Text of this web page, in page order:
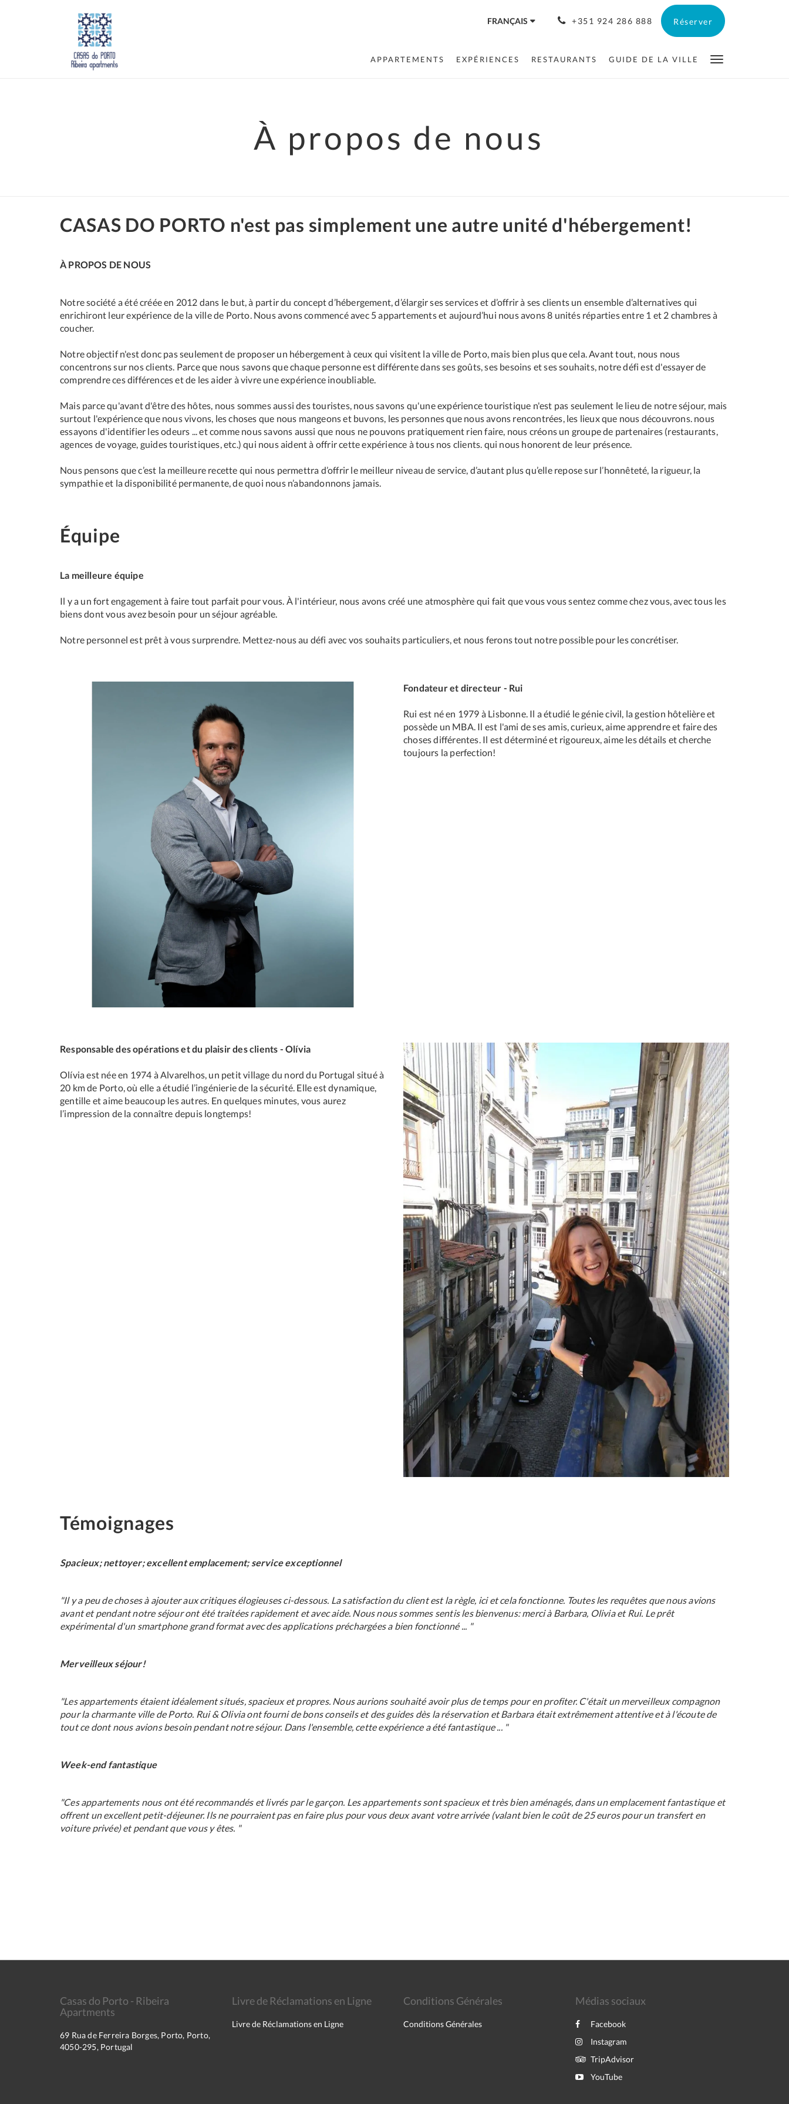
FRANÇAIS +351 924 286 888 Réserver
APPARTEMENTS EXPÉRIENCES RESTAURANTS GUIDE DE LA VILLE
À propos de nous
CASAS DO PORTO n'est pas simplement une autre unité d'hébergement!
À PROPOS DE NOUS
Notre société a été créée en 2012 dans le but, à partir du concept d’hébergement, d’élargir ses services et d’offrir à ses clients un ensemble d’alternatives qui
enrichiront leur expérience de la ville de Porto. Nous avons commencé avec 5 appartements et aujourd’hui nous avons 8 unités réparties entre 1 et 2 chambres à
coucher.
Notre objectif n'est donc pas seulement de proposer un hébergement à ceux qui visitent la ville de Porto, mais bien plus que cela. Avant tout, nous nous
concentrons sur nos clients. Parce que nous savons que chaque personne est différente dans ses goûts, ses besoins et ses souhaits, notre défi est d'essayer de
comprendre ces différences et de les aider à vivre une expérience inoubliable.
Mais parce qu'avant d'être des hôtes, nous sommes aussi des touristes, nous savons qu'une expérience touristique n'est pas seulement le lieu de notre séjour, mais
surtout l'expérience que nous vivons, les choses que nous mangeons et buvons, les personnes que nous avons rencontrées, les lieux que nous découvrons. nous
essayons d'identifier les odeurs ... et comme nous savons aussi que nous ne pouvons pratiquement rien faire, nous créons un groupe de partenaires (restaurants,
agences de voyage, guides touristiques, etc.) qui nous aident à offrir cette expérience à tous nos clients. qui nous honorent de leur présence.
Nous pensons que c’est la meilleure recette qui nous permettra d’offrir le meilleur niveau de service, d’autant plus qu’elle repose sur l’honnêteté, la rigueur, la
sympathie et la disponibilité permanente, de quoi nous n’abandonnons jamais.
Équipe
La meilleure équipe
Il y a un fort engagement à faire tout parfait pour vous. À l'intérieur, nous avons créé une atmosphère qui fait que vous vous sentez comme chez vous, avec tous les
biens dont vous avez besoin pour un séjour agréable.
Notre personnel est prêt à vous surprendre. Mettez-nous au défi avec vos souhaits particuliers, et nous ferons tout notre possible pour les concrétiser.
Fondateur et directeur - Rui
Rui est né en 1979 à Lisbonne. Il a étudié le génie civil, la gestion hôtelière et
possède un MBA. Il est l'ami de ses amis, curieux, aime apprendre et faire des
choses différentes. Il est déterminé et rigoureux, aime les détails et cherche
toujours la perfection!
Responsable des opérations et du plaisir des clients - Olívia
Olívia est née en 1974 à Alvarelhos, un petit village du nord du Portugal situé à
20 km de Porto, où elle a étudié l’ingénierie de la sécurité. Elle est dynamique,
gentille et aime beaucoup les autres. En quelques minutes, vous aurez
l’impression de la connaître depuis longtemps!
Témoignages
Spacieux; nettoyer; excellent emplacement; service exceptionnel
"Il y a peu de choses à ajouter aux critiques élogieuses ci-dessous. La satisfaction du client est la règle, ici et cela fonctionne. Toutes les requêtes que nous avions
avant et pendant notre séjour ont été traitées rapidement et avec aide. Nous nous sommes sentis les bienvenus: merci à Barbara, Olivia et Rui. Le prêt
expérimental d'un smartphone grand format avec des applications préchargées a bien fonctionné ... "
Merveilleux séjour!
"Les appartements étaient idéalement situés, spacieux et propres. Nous aurions souhaité avoir plus de temps pour en profiter. C'était un merveilleux compagnon
pour la charmante ville de Porto. Rui & Olivia ont fourni de bons conseils et des guides dès la réservation et Barbara était extrêmement attentive et à l'écoute de
tout ce dont nous avions besoin pendant notre séjour. Dans l'ensemble, cette expérience a été fantastique ... "
Week-end fantastique
"Ces appartements nous ont été recommandés et livrés par le garçon. Les appartements sont spacieux et très bien aménagés, dans un emplacement fantastique et
offrent un excellent petit-déjeuner. Ils ne pourraient pas en faire plus pour vous deux avant votre arrivée (valant bien le coût de 25 euros pour un transfert en
voiture privée) et pendant que vous y êtes. "
Casas do Porto - Ribeira
Apartments
69 Rua de Ferreira Borges, Porto, Porto,
4050-295, Portugal
Livre de Réclamations en Ligne
Livre de Réclamations en Ligne
Conditions Générales
Conditions Générales
Médias sociaux
Facebook
Instagram
TripAdvisor
YouTube